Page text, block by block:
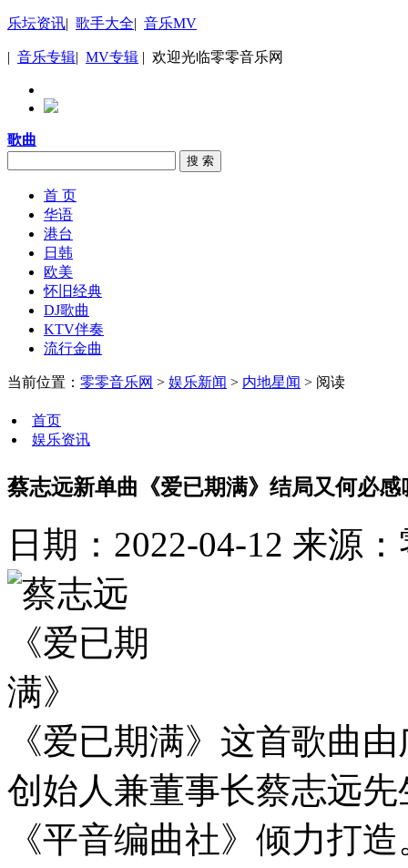
乐坛资讯| 歌手大全| 音乐MV
| 音乐专辑| MV专辑 | 欢迎光临零零音乐网
歌曲
搜 索
首 页
华语
港台
日韩
欧美
怀旧经典
DJ歌曲
KTV伴奏
流行金曲
当前位置： 零零音乐网 > 娱乐新闻 > 内地星闻 > 阅读
首页
娱乐资讯
蔡志远新单曲《爱已期满》结局又何必
日期：2022-04-12 来源
《爱已期满》这首歌曲
创始人兼董事长蔡志远
《平音编曲社》倾力打造